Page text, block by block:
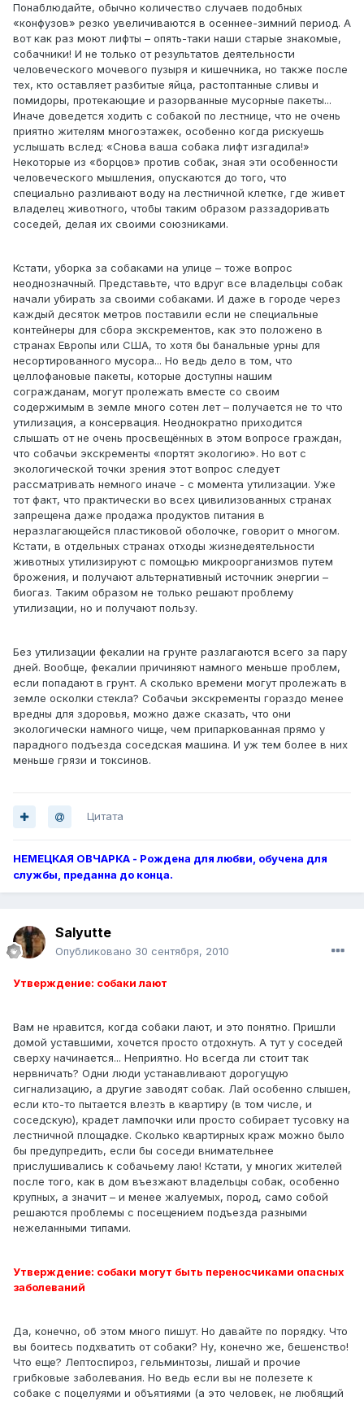
Понаблюдайте, обычно количество случаев подобных
«конфузов» резко увеличиваются в осеннее-зимний период. А
вот как раз моют лифты – опять-таки наши старые знакомые,
собачники! И не только от результатов деятельности
человеческого мочевого пузыря и кишечника, но также после
тех, кто оставляет разбитые яйца, растоптанные сливы и
помидоры, протекающие и разорванные мусорные пакеты...
Иначе доведется ходить с собакой по лестнице, что не очень
приятно жителям многоэтажек, особенно когда рискуешь
услышать вслед: «Снова ваша собака лифт изгадила!»
Некоторые из «борцов» против собак, зная эти особенности
человеческого мышления, опускаются до того, что
специально разливают воду на лестничной клетке, где живет
владелец животного, чтобы таким образом раззадоривать
соседей, делая их своими союзниками.
Кстати, уборка за собаками на улице – тоже вопрос
неоднозначный. Представьте, что вдруг все владельцы собак
начали убирать за своими собаками. И даже в городе через
каждый десяток метров поставили если не специальные
контейнеры для сбора экскрементов, как это положено в
странах Европы или США, то хотя бы банальные урны для
несортированного мусора... Но ведь дело в том, что
целлофановые пакеты, которые доступны нашим
согражданам, могут пролежать вместе со своим
содержимым в земле много сотен лет – получается не то что
утилизация, а консервация. Неоднократно приходится
слышать от не очень просвещённых в этом вопросе граждан,
что собачьи экскременты «портят экологию». Но вот с
экологической точки зрения этот вопрос следует
рассматривать немного иначе - с момента утилизации. Уже
тот факт, что практически во всех цивилизованных странах
запрещена даже продажа продуктов питания в
неразлагающейся пластиковой оболочке, говорит о многом.
Кстати, в отдельных странах отходы жизнедеятельности
животных утилизируют с помощью микроорганизмов путем
брожения, и получают альтернативный источник энергии –
биогаз. Таким образом не только решают проблему
утилизации, но и получают пользу.
Без утилизации фекалии на грунте разлагаются всего за пару
дней. Вообще, фекалии причиняют намного меньше проблем,
если попадают в грунт. А сколько времени могут пролежать в
земле осколки стекла? Собачьи экскременты гораздо менее
вредны для здоровья, можно даже сказать, что они
экологически намного чище, чем припаркованная прямо у
парадного подъезда соседская машина. И уж тем более в них
меньше грязи и токсинов.
Цитата
НЕМЕЦКАЯ ОВЧАРКА - Рождена для любви, обучена для
службы, преданна до конца.
Salyutte
Опубликовано 30 сентября, 2010
Утверждение: собаки лают
Вам не нравится, когда собаки лают, и это понятно. Пришли
домой уставшими, хочется просто отдохнуть. А тут у соседей
сверху начинается... Неприятно. Но всегда ли стоит так
нервничать? Одни люди устанавливают дорогущую
сигнализацию, а другие заводят собак. Лай особенно слышен,
если кто-то пытается влезть в квартиру (в том числе, и
соседскую), крадет лампочки или просто собирает тусовку на
лестничной площадке. Сколько квартирных краж можно было
бы предупредить, если бы соседи внимательнее
прислушивались к собачьему лаю! Кстати, у многих жителей
после того, как в дом въезжают владельцы собак, особенно
крупных, а значит – и менее жалуемых, пород, само собой
решаются проблемы с посещением подъезда разными
нежеланными типами.
Утверждение: собаки могут быть переносчиками опасных
заболеваний
Да, конечно, об этом много пишут. Но давайте по порядку. Что
вы боитесь подхватить от собаки? Ну, конечно же, бешенство!
Что еще? Лептоспироз, гельминтозы, лишай и прочие
грибковые заболевания. Но ведь если вы не полезете к
собаке с поцелуями и объятиями (а это человек, не любящий